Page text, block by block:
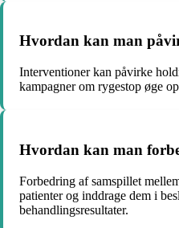
Hvordan kan man
Interventioner kan påvirke
kampagner om rygestop øge
Hvordan kan man
Forbedring af samspillet
patienter og inddrage dem i
behandlingsresultater.